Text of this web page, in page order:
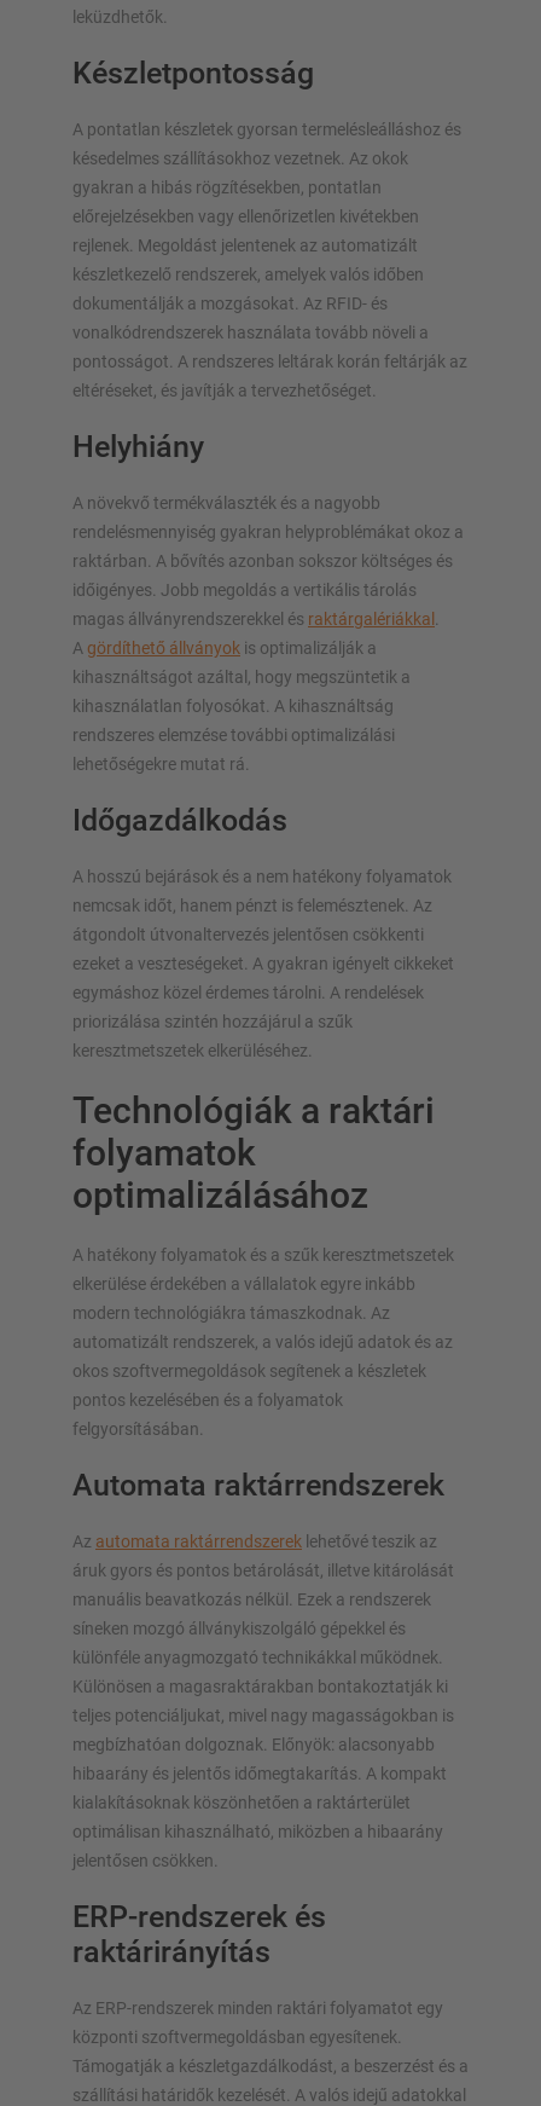
leküzdhetők.
Készletpontosság
A pontatlan készletek gyorsan termelésleálláshoz és
késedelmes szállításokhoz vezetnek. Az okok
gyakran a hibás rögzítésekben, pontatlan
előrejelzésekben vagy ellenőrizetlen kivétekben
rejlenek. Megoldást jelentenek az automatizált
készletkezelő rendszerek, amelyek valós időben
dokumentálják a mozgásokat. Az RFID- és
vonalkódrendszerek használata tovább növeli a
pontosságot. A rendszeres leltárak korán feltárják az
eltéréseket, és javítják a tervezhetőséget.
Helyhiány
A növekvő termékválaszték és a nagyobb
rendelésmennyiség gyakran helyproblémákat okoz a
raktárban. A bővítés azonban sokszor költséges és
időigényes. Jobb megoldás a vertikális tárolás
magas állványrendszerekkel és raktárgalériákkal .
A gördíthető állványok is optimalizálják a
kihasználtságot azáltal, hogy megszüntetik a
kihasználatlan folyosókat. A kihasználtság
rendszeres elemzése további optimalizálási
lehetőségekre mutat rá.
Időgazdálkodás
A hosszú bejárások és a nem hatékony folyamatok
nemcsak időt, hanem pénzt is felemésztenek. Az
átgondolt útvonaltervezés jelentősen csökkenti
ezeket a veszteségeket. A gyakran igényelt cikkeket
egymáshoz közel érdemes tárolni. A rendelések
priorizálása szintén hozzájárul a szűk
keresztmetszetek elkerüléséhez.
Technológiák a raktári
folyamatok
optimalizálásához
A hatékony folyamatok és a szűk keresztmetszetek
elkerülése érdekében a vállalatok egyre inkább
modern technológiákra támaszkodnak. Az
automatizált rendszerek, a valós idejű adatok és az
okos szoftvermegoldások segítenek a készletek
pontos kezelésében és a folyamatok
felgyorsításában.
Automata raktárrendszerek
Az automata raktárrendszerek lehetővé teszik az
áruk gyors és pontos betárolását, illetve kitárolását
manuális beavatkozás nélkül. Ezek a rendszerek
síneken mozgó állványkiszolgáló gépekkel és
különféle anyagmozgató technikákkal működnek.
Különösen a magasraktárakban bontakoztatják ki
teljes potenciáljukat, mivel nagy magasságokban is
megbízhatóan dolgoznak. Előnyök: alacsonyabb
hibaarány és jelentős időmegtakarítás. A kompakt
kialakításoknak köszönhetően a raktárterület
optimálisan kihasználható, miközben a hibaarány
jelentősen csökken.
ERP-rendszerek és
raktárirányítás
Az ERP-rendszerek minden raktári folyamatot egy
központi szoftvermegoldásban egyesítenek.
Támogatják a készletgazdálkodást, a beszerzést és a
szállítási határidők kezelését. A valós idejű adatokkal